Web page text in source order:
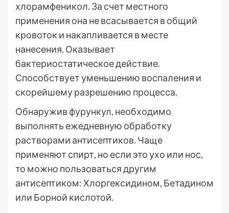
хлорамфеникол. За счет местного
применения она не всасывается в общий
кровоток и накапливается в месте
нанесения. Оказывает
бактериостатическое действие.
Способствует уменьшению воспаления и
скорейшему разрешению процесса.
Обнаружив фурункул, необходимо
выполнять ежедневную обработку
растворами антисептиков. Чаще
применяют спирт, но если это ухо или нос,
то можно пользоваться другим
антисептиком: Хлоргексидином, Бетадином
или Борной кислотой.